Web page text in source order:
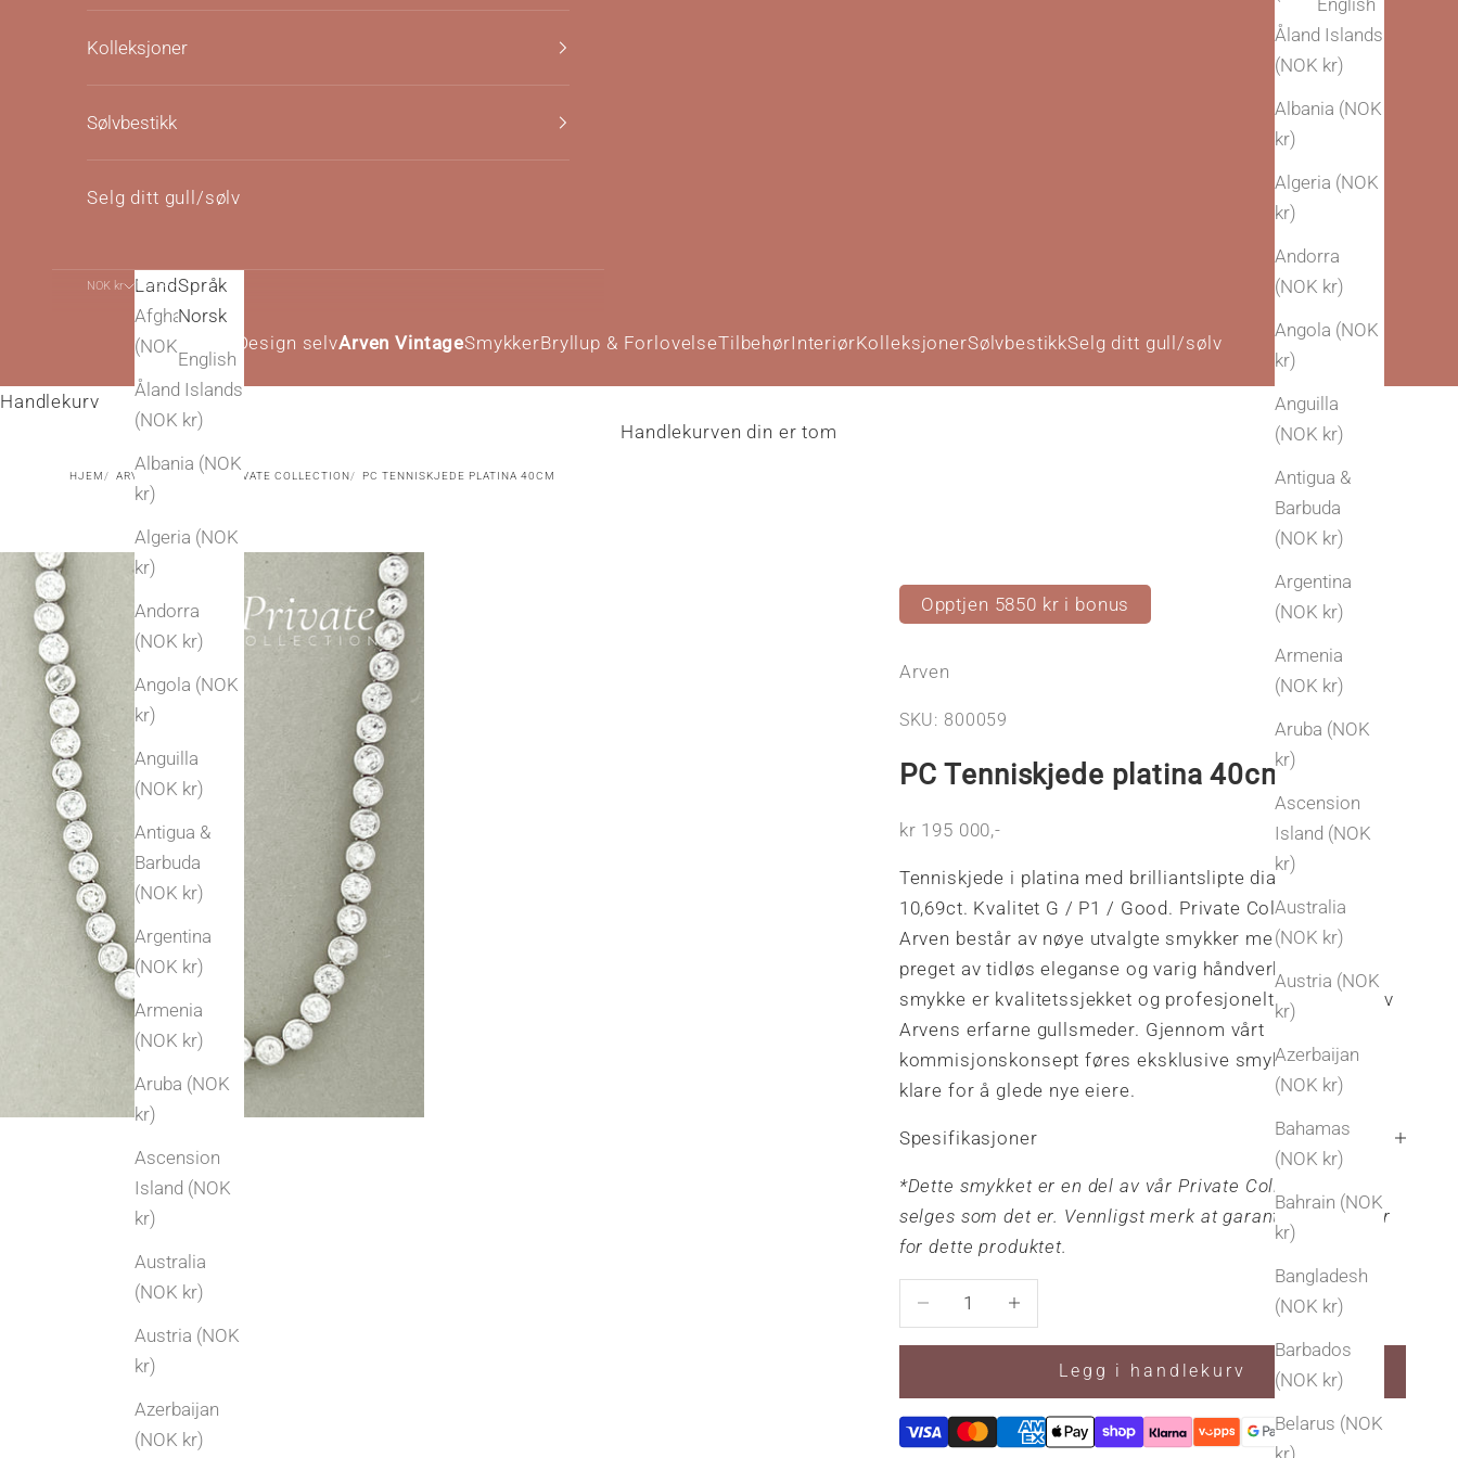
Design selvArven VintageSmykkerBryllup & ForlovelseTilbehørInteriørKolleksjonerSølvbestikkSelg ditt gull/sølv
Åland Islands
(NOK kr)
Albania (NOK
kr)
Algeria (NOK
kr)
Andorra
(NOK kr)
Angola (NOK
kr)
Anguilla
(NOK kr)
Antigua &
Barbuda
(NOK kr)
Argentina
(NOK kr)
Armenia
(NOK kr)
Aruba (NOK
kr)
Ascension
Island (NOK
kr)
Australia
(NOK kr)
Austria (NOK
kr)
Azerbaijan
(NOK kr)
Bahamas
(NOK kr)
Bahrain (NOK
kr)
Bangladesh
(NOK kr)
Barbados
(NOK kr)
Belarus (NOK
English
Kolleksjoner
Sølvbestikk
Selg ditt gull/sølv
NOK kr
Land
Afghanistan
Åland Islands
(NOK kr)
Albania (NOK
kr)
Algeria (NOK
kr)
Andorra
(NOK kr)
Angola (NOK
kr)
Anguilla
(NOK kr)
Antigua &
Barbuda
(NOK kr)
Argentina
(NOK kr)
Armenia
(NOK kr)
Aruba (NOK
kr)
Ascension
Island (NOK
kr)
Australia
(NOK kr)
Austria (NOK
kr)
Azerbaijan
(NOK kr)
Norsk
Språk
Norsk
English
Handlekurv
Handlekurven din er tom
HJEM ARVEN VINTAGE PRIVATE COLLECTION PC TENNISKJEDE PLATINA 40CM
Opptjen 5850 kr i bonus
Arven
SKU: 800059
PC Tenniskjede platina 40cm
Salgspris
kr 195 000,-
Tenniskjede i platina med brilliantslipte diamanter, tot
10,69ct. Kvalitet G / P1 / Good. Private Collection by
Arven består av nøye utvalgte smykker med historie,
preget av tidløs eleganse og varig håndverk. Hvert
smykke er kvalitetssjekket og profesjonelt restaurert av
Arvens erfarne gullsmeder. Gjennom vårt
kommisjonskonsept føres eksklusive smykker videre,
klare for å glede nye eiere.
Spesifikasjoner
*Dette smykket er en del av vår Private Collection og
selges som det er. Vennligst merk at garanti ikke gjelder
for dette produktet.
Reduser antallØk antall
Legg i handlekurv